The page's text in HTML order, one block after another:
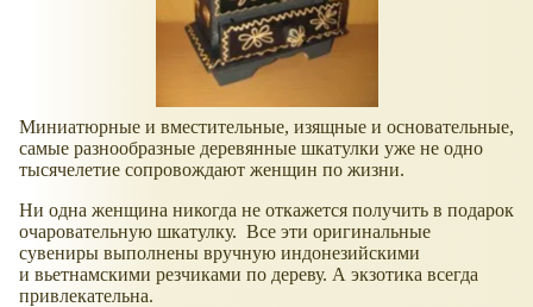
Миниатюрные и вместительные, изящные и основательные,
самые разнообразные деревянные шкатулки уже не одно
тысячелетие сопровождают женщин по жизни.
Ни одна женщина никогда не откажется получить в подарок
очаровательную шкатулку. Все эти оригинальные
сувениры выполнены вручную индонезийскими
и вьетнамскими резчиками по дереву. А экзотика всегда
привлекательна.